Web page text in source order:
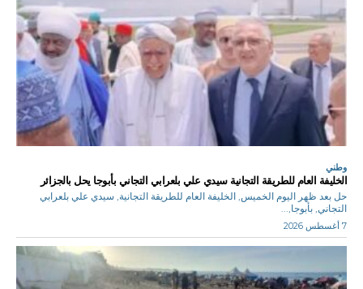
وطني
الخليفة العام للطريقة التجانية سيدي علي بلعرابي التجاني بأبوجا يحل بالجزائر
حل بعد ظهر اليوم الخميس, الخليفة العام للطريقة التجانية, سيدي علي بلعرابي
التجاني, بأبوجا,...
7 أغسطس 2026